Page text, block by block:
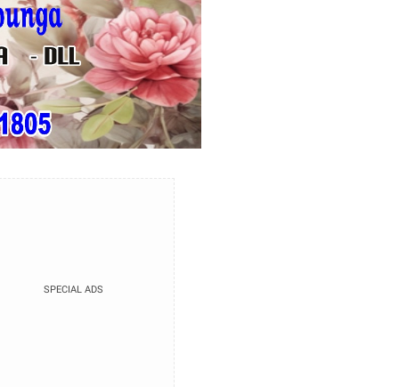
SPECIAL ADS